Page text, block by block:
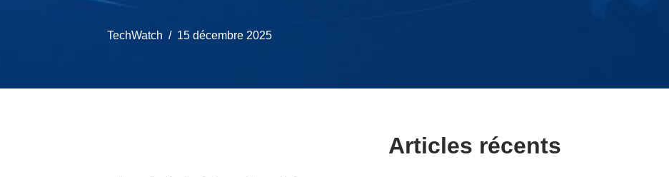
TechWatch 15 décembre 2025
Articles récents